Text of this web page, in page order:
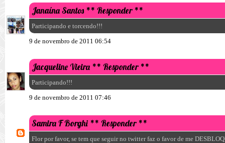
Janaína Santos ** Responder **
Participando e torcendo!!!
9 de novembro de 2011 06:54
Jacqueline Vieira ** Responder **
Participando!!!
9 de novembro de 2011 07:46
Samira F Borghi ** Responder **
Flor por favor, se tem que seguir no twitter faz o favor de me